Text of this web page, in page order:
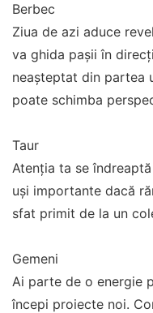
Berbec
Ziua de azi aduce
va ghida pașii în
neașteptat din partea
poate schimba
Taur
Atenția ta se
uși importante dacă
sfat primit de la un
Gemeni
Ai parte de o energie
începi proiecte noi.